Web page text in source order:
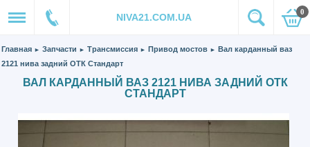
NIVA21.COM.UA 0
Главная ► Запчасти ► Трансмиссия ► Привод мостов ► Вал карданный ваз
2121 нива задний ОТК Стандарт
ВАЛ КАРДАННЫЙ ВАЗ 2121 НИВА ЗАДНИЙ ОТК
СТАНДАРТ